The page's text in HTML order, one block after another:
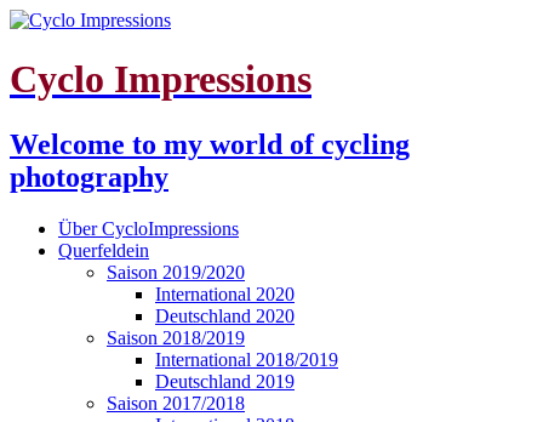
Cyclo Impressions
Welcome to my world of cycling
photography
Über CycloImpressions
Querfeldein
Saison 2019/2020
International 2020
Deutschland 2020
Saison 2018/2019
International 2018/2019
Deutschland 2019
Saison 2017/2018